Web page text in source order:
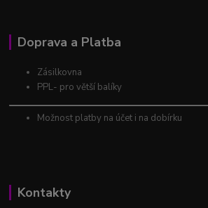
Doprava a Platba
Zásilkovna
PPL- pro větší balíky
Možnost platby na účet i na dobírku
Kontakty